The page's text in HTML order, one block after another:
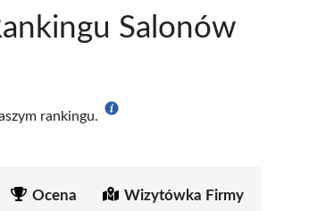
Salonów
rankingu.
Ocena Wizytówka Firmy